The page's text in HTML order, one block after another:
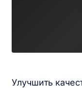
Улучшить